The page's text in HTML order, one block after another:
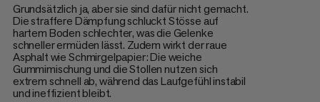
Grundsätzlich ja, aber sie sind dafür nicht gemacht.
Die straffere Dämpfung schluckt Stösse auf
hartem Boden schlechter, was die Gelenke
schneller ermüden lässt. Zudem wirkt der raue
Asphalt wie Schmirgelpapier: Die weiche
Gummimischung und die Stollen nutzen sich
extrem schnell ab, während das Laufgefühl instabil
und ineffizient bleibt.